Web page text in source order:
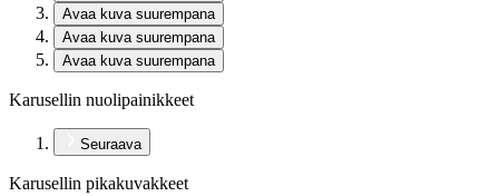
Avaa kuva suurempana
Avaa kuva suurempana
Avaa kuva suurempana
Karusellin nuolipainikkeet
Seuraava
Karusellin pikakuvakkeet